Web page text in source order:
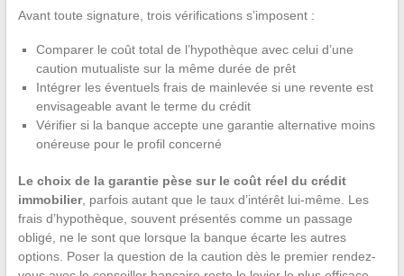
Avant toute signature, trois vérifications s’imposent :
Comparer le coût total de l’hypothèque avec celui d’une
caution mutualiste sur la même durée de prêt
Intégrer les éventuels frais de mainlevée si une revente est
envisageable avant le terme du crédit
Vérifier si la banque accepte une garantie alternative moins
onéreuse pour le profil concerné
Le choix de la garantie pèse sur le coût réel du crédit
immobilier, parfois autant que le taux d’intérêt lui-même. Les
frais d’hypothèque, souvent présentés comme un passage
obligé, ne le sont que lorsque la banque écarte les autres
options. Poser la question de la caution dès le premier rendez-